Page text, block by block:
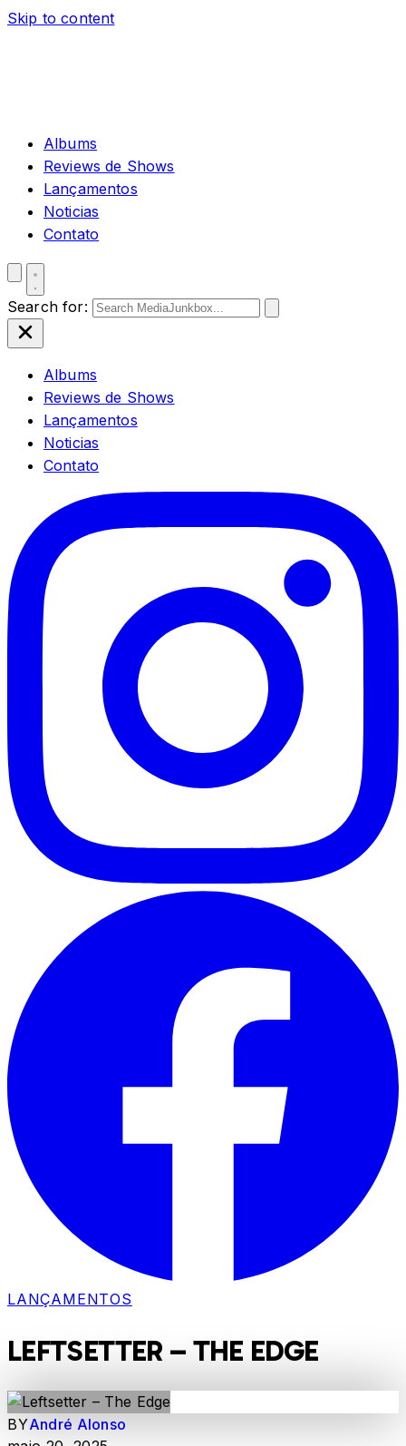
Skip to content
Albums
Reviews de Shows
Lançamentos
Noticias
Contato
Search for:
Albums
Reviews de Shows
Lançamentos
Noticias
Contato
LANÇAMENTOS
LEFTSETTER – THE EDGE
BYAndré Alonso